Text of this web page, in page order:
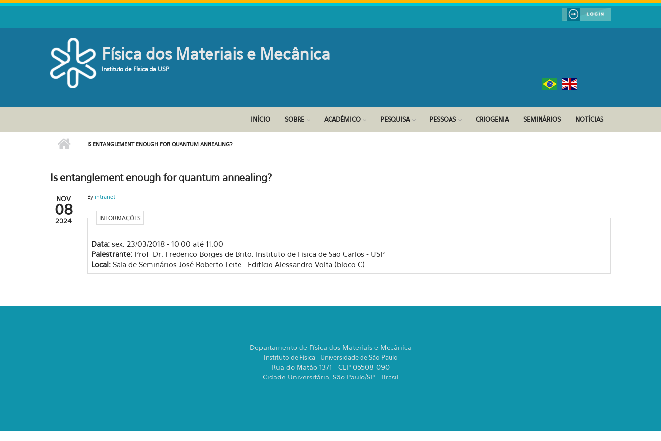
Pular para o conteúdo principal
Física dos Materiais e Mecânica
Instituto de Física da USP
INÍCIO SOBRE ACADÊMICO PESQUISA PESSOAS CRIOGENIA SEMINÁRIOS NOTÍCIAS
IS ENTANGLEMENT ENOUGH FOR QUANTUM ANNEALING?
Is entanglement enough for quantum annealing?
NOV
08
2024
By intranet
INFORMAÇÕES
Data: sex, 23/03/2018 - 10:00 até 11:00
Palestrante:
Prof. Dr. Frederico Borges de Brito, Instituto de Física de São Carlos - USP
Local:
Sala de Seminários José Roberto Leite - Edifício Alessandro Volta (bloco C)
Departamento de Física dos Materiais e Mecânica
Instituto de Física - Universidade de São Paulo
Rua do Matão 1371 - CEP 05508-090
Cidade Universitária, São Paulo/SP - Brasil